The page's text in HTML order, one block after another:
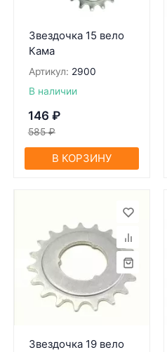
Звездочка 15 вело
Кама
Артикул: 2900
В наличии
146 ₽
585 ₽
В КОРЗИНУ
Звездочка 19 вело